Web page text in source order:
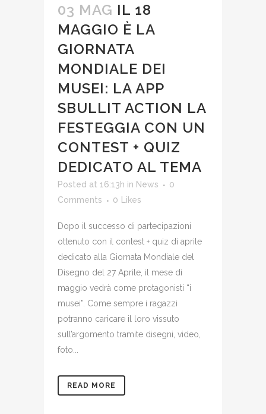
03 MAG IL 18
MAGGIO È LA
GIORNATA
MONDIALE DEI
MUSEI: LA APP
SBULLIT ACTION LA
FESTEGGIA CON UN
CONTEST + QUIZ
DEDICATO AL TEMA
Posted at 16:13h in News
0
Comments
0 Likes
Dopo il successo di partecipazioni
ottenuto con il contest + quiz di aprile
dedicato alla Giornata Mondiale del
Disegno del 27 Aprile, il mese di
maggio vedrà come protagonisti “i
musei”. Come sempre i ragazzi
potranno caricare il loro vissuto
sull’argomento tramite disegni, video,
foto...
READ MORE